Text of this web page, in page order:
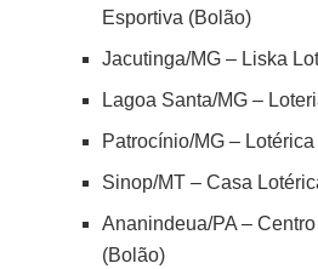
Esportiva (Bolão)
Jacutinga/MG – Liska
Lagoa Santa/MG –
Patrocínio/MG –
Sinop/MT – Casa
Ananindeua/PA –
(Bolão)